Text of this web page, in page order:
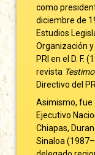
como
diciembre de
Estudios
Organización
PRI en el D. F.
revista
Directivo del
Asimismo, fue
Ejecutivo
Chiapas,
Sinaloa